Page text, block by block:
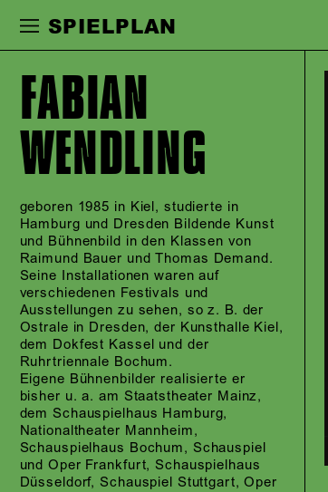
Zur Hauptnavigation springen
SPIELPLAN
FABIAN
WENDLING
geboren 1985 in Kiel, studierte in
Hamburg und Dresden Bildende Kunst
und Bühnenbild in den Klassen von
Raimund Bauer und Thomas Demand.
Seine Installationen waren auf
verschiedenen Festivals und
Ausstellungen zu sehen, so z. B. der
Ostrale in Dresden, der Kunsthalle Kiel,
dem Dokfest Kassel und der
Ruhrtriennale Bochum.
Eigene Bühnenbilder realisierte er
bisher u. a. am Staatstheater Mainz,
dem Schauspielhaus Hamburg,
Nationaltheater Mannheim,
Schauspielhaus Bochum, Schauspiel
und Oper Frankfurt, Schauspielhaus
Düsseldorf, Schauspiel Stuttgart, Oper